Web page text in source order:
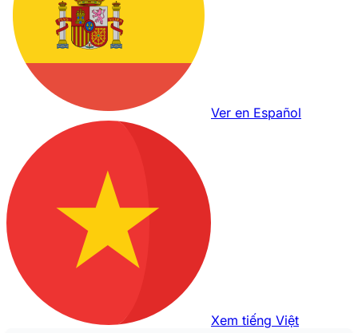
Ver en Español
Xem tiếng Việt